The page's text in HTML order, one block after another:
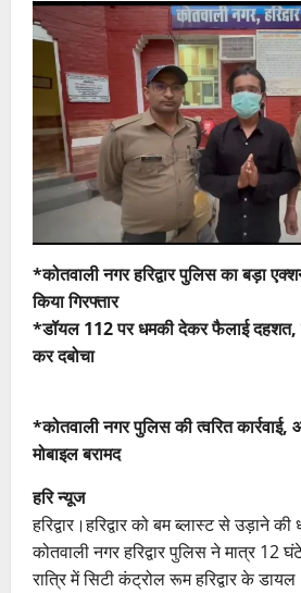
*कोतवाली नगर हरिद्वार पुलिस का बड़ा
किया गिरफ्तार
*डॉयल 112 पर धमकी देकर फैलाई दहशत,
कर दबोचा
*कोतवाली नगर पुलिस की त्वरित
मोबाइल बरामद
हरि न्यूज
हरिद्वार।हरिद्वार को बम ब्लास्ट से उड़ाने
कोतवाली नगर हरिद्वार पुलिस ने मात्र 12
रात्रि में सिटी कंट्रोल रूम हरिद्वार के